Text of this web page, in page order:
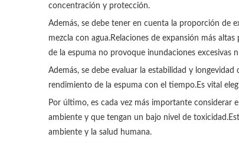
concentración y protección.
Además, se debe tener en cuenta la proporción de
mezcla con agua.Relaciones de expansión más
de la espuma no provoque inundaciones excesivas
Además, se debe evaluar la estabilidad y
rendimiento de la espuma con el tiempo.Es vital
Por último, es cada vez más importante considerar
ambiente y que tengan un bajo nivel de
ambiente y la salud humana.